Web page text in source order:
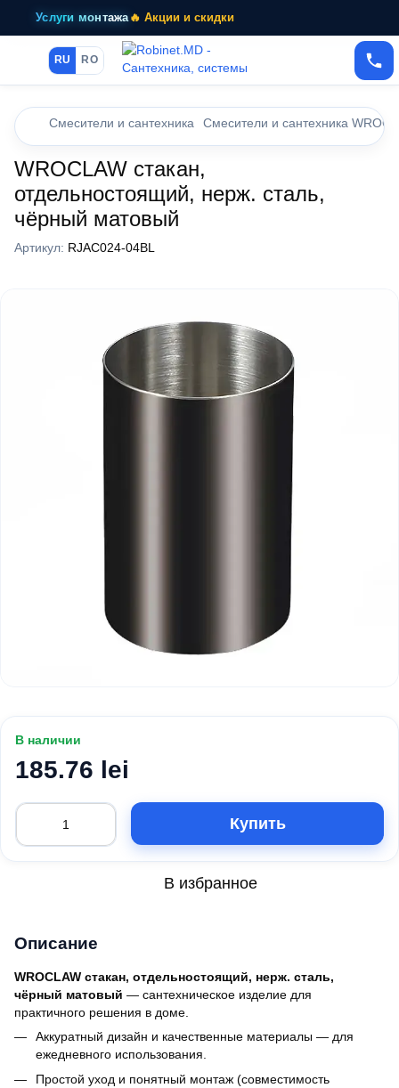
Услуги монтажа🔥 Акции и скидки
RU RO
Смесители и сантехника Смесители и сантехника
WROCLAW стакан,
отдельностоящий, нерж. сталь,
чёрный матовый
Артикул: RJAC024-04BL
В наличии
185.76 lei
Купить
В избранное
Описание
WROCLAW стакан, отдельностоящий, нерж. сталь,
чёрный матовый — сантехническое изделие для
практичного решения в доме.
Аккуратный дизайн и качественные материалы — для
ежедневного использования.
Простой уход и понятный монтаж (совместимость